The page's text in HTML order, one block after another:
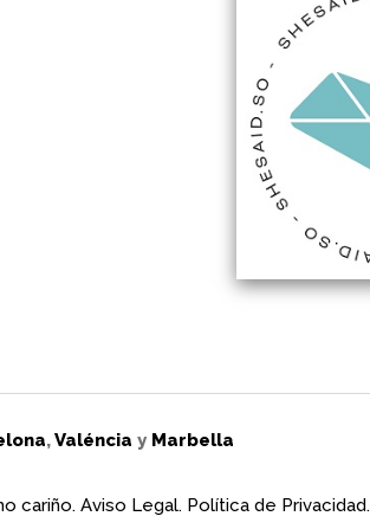
,Valéncia y Marbella
cariño. Aviso Legal. Política de Privacidad.